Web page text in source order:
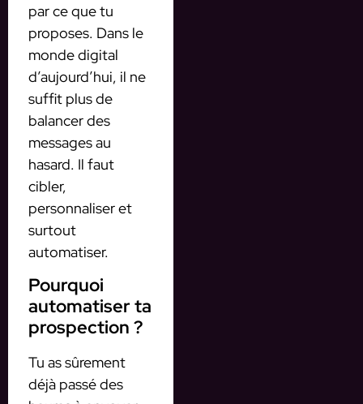
par ce que tu
proposes. Dans le
monde digital
d’aujourd’hui, il ne
suffit plus de
balancer des
messages au
hasard. Il faut
cibler,
personnaliser et
surtout
automatiser.
Pourquoi
automatiser ta
prospection ?
Tu as sûrement
déjà passé des